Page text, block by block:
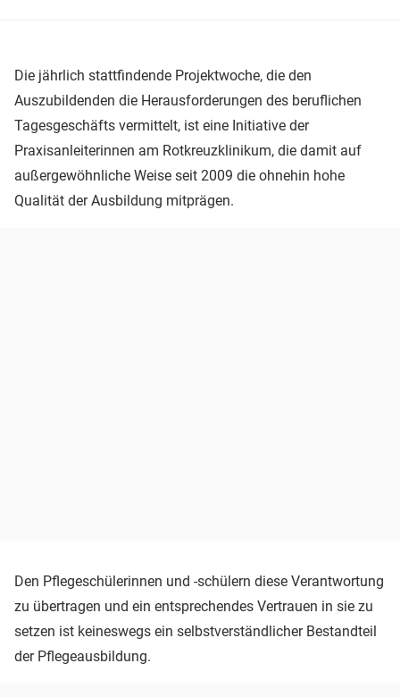
Die jährlich stattfindende Projektwoche, die den
Auszubildenden die Herausforderungen des beruflichen
Tagesgeschäfts vermittelt, ist eine Initiative der
Praxisanleiterinnen am Rotkreuzklinikum, die damit auf
außergewöhnliche Weise seit 2009 die ohnehin hohe
Qualität der Ausbildung mitprägen.
Den Pflegeschülerinnen und -schülern diese Verantwortung
zu übertragen und ein entsprechendes Vertrauen in sie zu
setzen ist keineswegs ein selbstverständlicher Bestandteil
der Pflegeausbildung.